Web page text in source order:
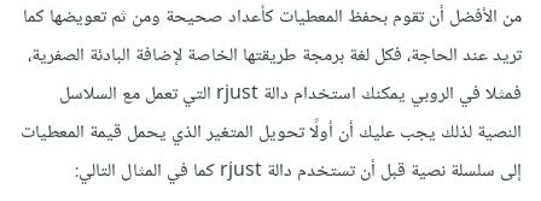
من الأفضل أن تقوم بحفظ المعطيات كأعداد صحيحة ومن ثم تعويضها كما
تريد عند الحاجة، فكل لغة برمجة طريقتها الخاصة لإضافة البادئة الصفرية،
فمثلا في الروبي يمكنك استخدام دالة rjust التي تعمل مع السلاسل
النصية لذلك يجب عليك أن أولًا تحويل المتغير الذي يحمل قيمة المعطيات
إلى سلسلة نصية قبل أن تستخدم دالة rjust كما في المثال التالي: